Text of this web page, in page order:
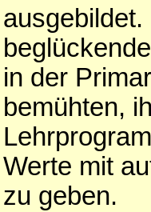
in der
bemühten,
Werte mit
zu geben.